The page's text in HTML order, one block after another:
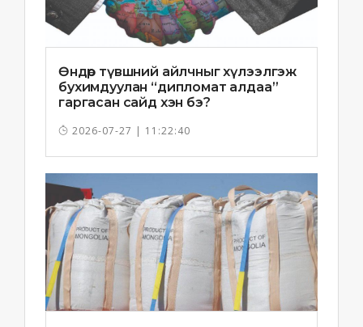
Өндөр түвшний айлчныг хүлээлгэж
бухимдуулан “дипломат алдаа”
гаргасан сайд хэн бэ?
2026-07-27 | 11:22:40